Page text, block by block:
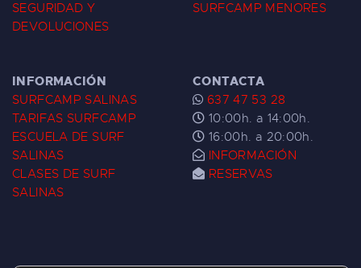
SEGURIDAD Y
DEVOLUCIONES
SURFCAMP MENORES
INFORMACIÓN
SURFCAMP SALINAS
TARIFAS SURFCAMP
ESCUELA DE SURF
SALINAS
CLASES DE SURF
SALINAS
CONTACTA
637 47 53 28
10:00h. a 14:00h.
16:00h. a 20:00h.
INFORMACIÓN
RESERVAS